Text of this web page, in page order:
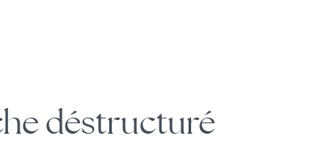
déstructuré